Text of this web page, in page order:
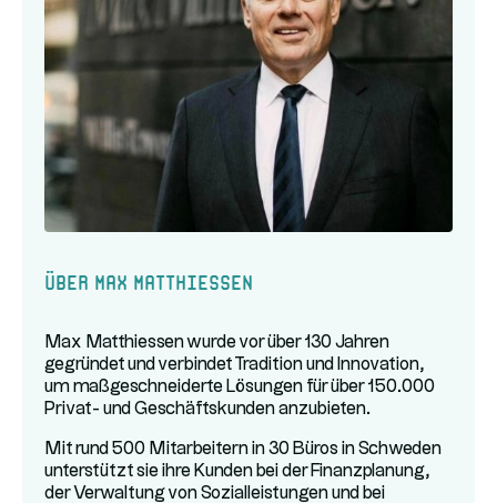
Über Max Matthiessen
Max Matthiessen wurde vor über 130 Jahren
gegründet und verbindet Tradition und Innovation,
um maßgeschneiderte Lösungen für über 150.000
Privat- und Geschäftskunden anzubieten.
Mit rund 500 Mitarbeitern in 30 Büros in Schweden
unterstützt sie ihre Kunden bei der Finanzplanung,
der Verwaltung von Sozialleistungen und bei